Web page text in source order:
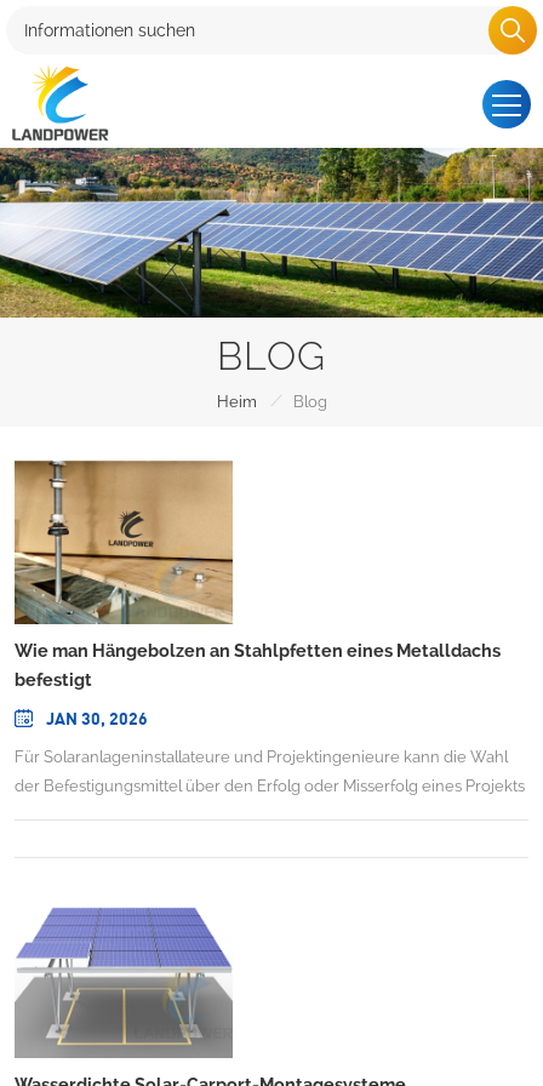
BLOG
Heim / Blog
Wie man Hängebolzen an Stahlpfetten eines Metalldachs
befestigt
JAN 30, 2026
Für Solaranlageninstallateure und Projektingenieure kann die Wahl
der Befestigungsmittel über den Erfolg oder Misserfolg eines Projekts
Photovoltaikanlagen auf gewerblichen und industriellen Dächern
grundlegend zu verändern. Dieser Blogbeitrag beleuchtet Design,
Leistung und Vorteile dieser wichtigen Komponente.Die
Kerninnovation: Eine Zwei-in-Eins-BefestigungslösungIm Kern ist die
LP-HB-S eine elegant einfache und dennoch leistungsstarke
Innovation.kombiniert auf geniale WeiseDie Funktionen einer